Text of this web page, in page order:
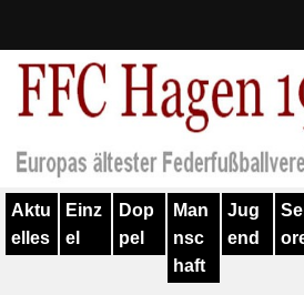
Termine
Verein
Geschichte
Aktu
elles
Einz
el
Dop
pel
Man
nsc
haft
Jug
end